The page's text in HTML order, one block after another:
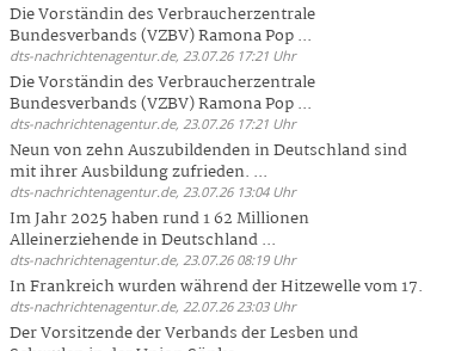
Die Vorständin des Verbraucherzentrale
Bundesverbands (VZBV) Ramona Pop ...
dts-nachrichtenagentur.de, 23.07.26 17:21 Uhr
Die Vorständin des Verbraucherzentrale
Bundesverbands (VZBV) Ramona Pop ...
dts-nachrichtenagentur.de, 23.07.26 17:21 Uhr
Neun von zehn Auszubildenden in Deutschland sind
mit ihrer Ausbildung zufrieden. ...
dts-nachrichtenagentur.de, 23.07.26 13:04 Uhr
Im Jahr 2025 haben rund 1 62 Millionen
Alleinerziehende in Deutschland ...
dts-nachrichtenagentur.de, 23.07.26 08:19 Uhr
In Frankreich wurden während der Hitzewelle vom 17.
dts-nachrichtenagentur.de, 22.07.26 23:03 Uhr
Der Vorsitzende der Verbands der Lesben und